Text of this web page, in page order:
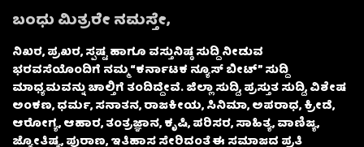
ಬಂಧು ಮಿತ್ರರೇ ನಮಸ್ತೇ,
ನಿಖರ, ಪ್ರಖರ, ಸ್ಪಷ್ಟ ಹಾಗೂ ವಸ್ತುನಿಷ್ಠ ಸುದ್ದಿ ನೀಡುವ
ಭರವಸೆಯೊಂದಿಗೆ ನಮ್ಮ “ಕರ್ನಾಟಕ ನ್ಯೂಸ್ ಬೀಟ್” ಸುದ್ದಿ
ಮಾಧ್ಯಮವನ್ನು ಚಾಲ್ತಿಗೆ ತಂದಿದ್ದೇವೆ. ಜಿಲ್ಲಾ ಸುದ್ದಿ, ಪ್ರಸ್ತುತ ಸುದ್ದಿ, ವಿಶೇಷ
ಅಂಕಣ, ಧರ್ಮ, ಸನಾತನ, ರಾಜಕೀಯ, ಸಿನಿಮಾ, ಅಪರಾಧ, ಕ್ರೀಡೆ,
ಆರೋಗ್ಯ, ಆಹಾರ, ತಂತ್ರಜ್ಞಾನ, ಕೃಷಿ, ಪರಿಸರ, ಸಾಹಿತ್ಯ, ವಾಣಿಜ್ಯ,
ಜ್ಯೋತಿಷ್ಯ, ಪುರಾಣ, ಇತಿಹಾಸ ಸೇರಿದಂತೆ ಈ ಸಮಾಜದ ಪ್ರತಿ